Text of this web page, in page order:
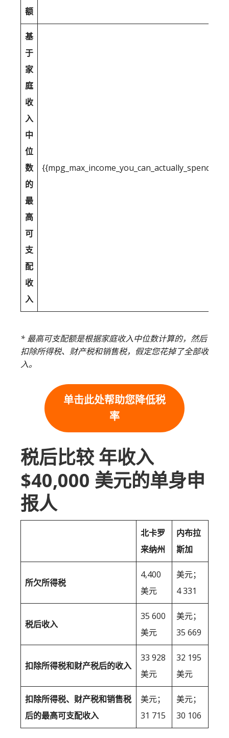
额
基
于
家
庭
收
入
中
位
数
的
最
高
可
支
配
收
入
* 最高可支配额是根据家庭收入中位数计算的，然后
扣除所得税、财产税和销售税，假定您花掉了全部收
入。
单击此处帮助您降低税
率
税后比较 年收入
$40,000 美元的单身申
报人
北卡罗
来纳州
内布拉
斯加
所欠所得税
4,400
美元
美元；
4 331
税后收入
35 600
美元
美元；
35 669
扣除所得税和财产税后的收入
33 928
美元
32 195
美元
扣除所得税、财产税和销售税
后的最高可支配收入
美元；
31 715
美元；
30 106